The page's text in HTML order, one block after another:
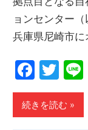
ョンセンター
兵庫県尼崎市に
続きを読む